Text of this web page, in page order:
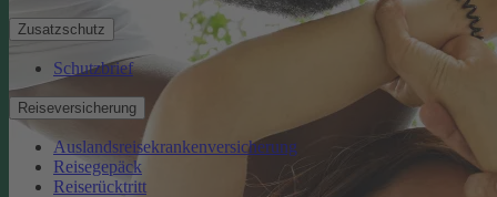
Zusatzschutz
Schutzbrief
Reiseversicherung
Auslandsreisekrankenversicherung
Reisegepäck
Reiserücktritt